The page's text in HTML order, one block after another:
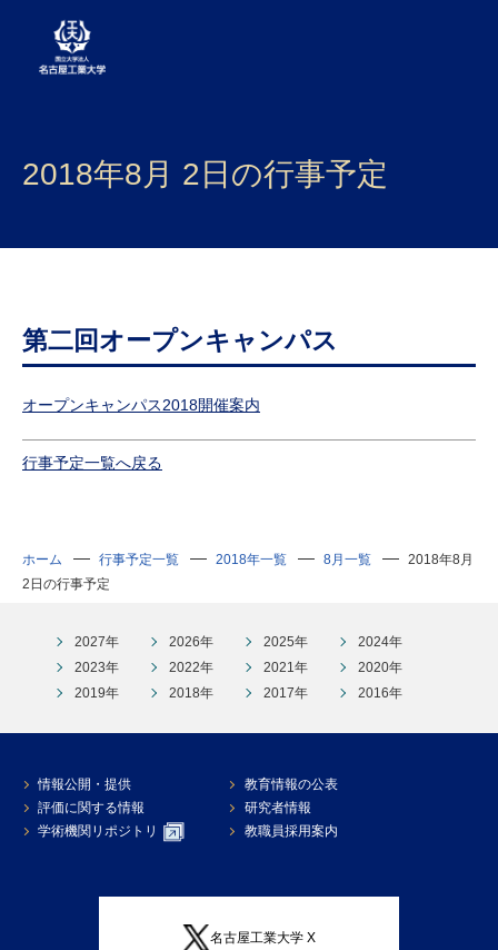
学部・大学院・センター
研究・産学官連携
受験生
寄附のお願い
アクセス
キャンパスマップ お問い合わせ English
2018年8月 2日の行事予定
第二回オープンキャンパス
オープンキャンパス2018開催案内
行事予定一覧へ戻る
ホーム 行事予定一覧 2018年一覧 8月一覧
2018年8月
2日の行事予定
2027年 2026年 2025年
2024年
2023年
2022年 2021年
2020年
2019年
2018年 2017年 2016年
情報公開・提供
教育情報の公表
評価に関する情報
研究者情報
学術機関リポジトリ
教職員採用案内
名古屋工業大学 X